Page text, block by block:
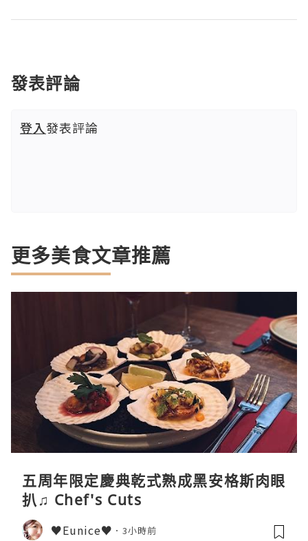
發表評論
登入發表評論
更多美食文章推薦
五周年限定慶典乾式熟成黑安格斯肉眼
扒♫ Chef's Cuts
♥Eunice♥ 3小時前